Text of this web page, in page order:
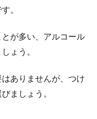
。
が多い、アルコール
ょう。
ありませんが、つけ
ましょう。